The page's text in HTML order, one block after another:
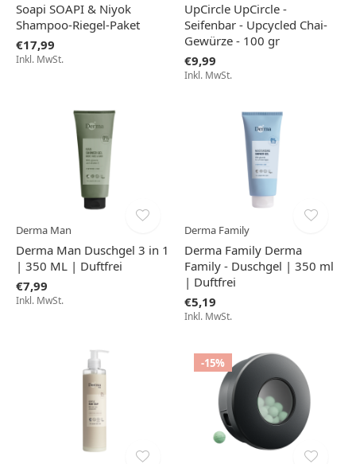
Soapi SOAPI & Niyok
Shampoo-Riegel-Paket
€17,99
Inkl. MwSt.
UpCircle UpCircle -
Seifenbar - Upcycled Chai-
Gewürze - 100 gr
€9,99
Inkl. MwSt.
Derma Man
Derma Man Duschgel 3 in 1
| 350 ML | Duftfrei
€7,99
Inkl. MwSt.
Derma Family
Derma Family Derma
Family - Duschgel | 350 ml
| Duftfrei
€5,19
Inkl. MwSt.
-15%